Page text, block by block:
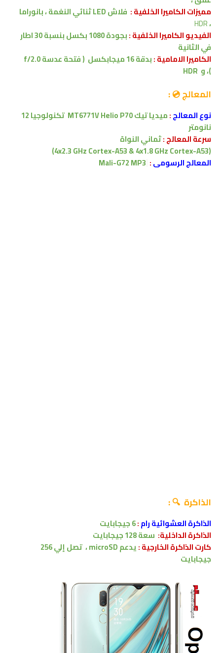
مميزاتالكاميرا الخلفية :
فلاش LED ثنائي النغمة ، بانوراما
،HDR
الفيديو الكاميرا الخلفية :
بجودة 1080 بكسل بنسبة 30 اطار
في الثانية
الكاميرا الامامية :بدقة 16 ميجابكسل
( فتحة عدسة f/2.0
)،و
المعالج 💿 :
نوع المعالج:ميديا تيكMT6771V Helio P70
تكنولوجيا 12
نانومتر
سرعة المعالج :ثماني النواة
(4x2.3 GHz Cortex-A53 & 4x1.8 GHz Cortex-A53)
المعالج الرسومى:
Mali-G72 MP3
الذاكرة 🔍 :
الذاكرة العشوائية رام:
6جيجابايت
الذاكرة الداخلية: سعة 128
جيجابايت
كارت الذاكرة الخارجية :يدعمmicroSD ، تصل إلي256
جيجابايت